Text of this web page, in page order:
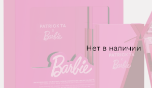
Нет в наличии